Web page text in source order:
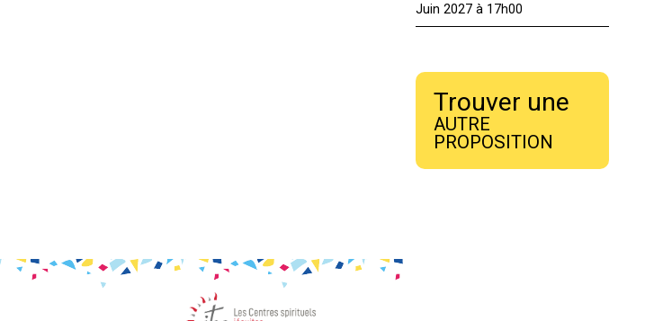
Juin 2027 à 17h00
Trouver une
AUTRE
PROPOSITION